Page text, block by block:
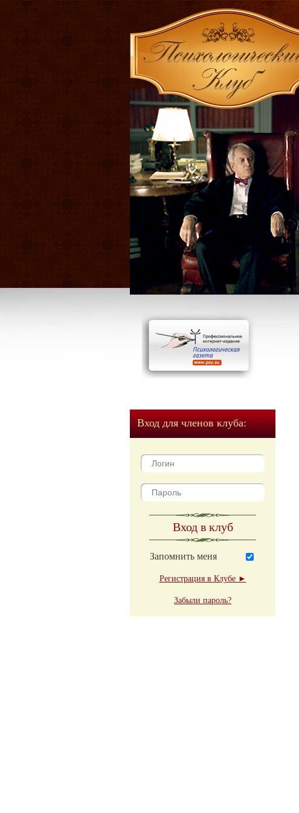
Вход для членов клуба:
Вход в клуб
Запомнить меня
Регистрация в Клубе ►
Забыли пароль?